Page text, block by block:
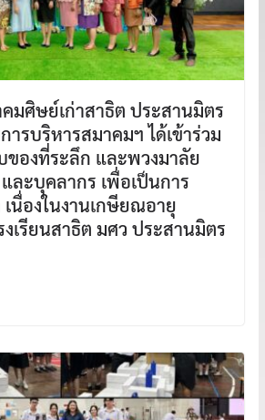
คมศิษย์เก่าสาธิต ประสานมิตร
รบริหารสมาคมฯ ได้เข้าร่วม
องที่ระลึก และพวงมาลัย
ละบุคลากร เพื่อเป็นการ
นื่องในงานเกษียณอายุ
งเรียนสาธิต มศว ประสานมิตร